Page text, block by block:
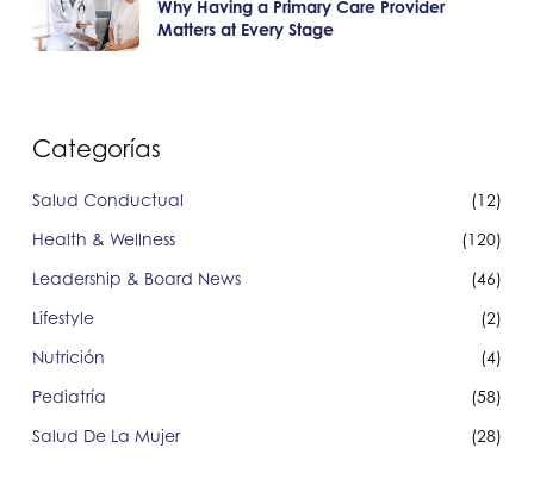
Why Having a Primary Care Provider
Matters at Every Stage
Categorías
Salud Conductual
(12)
Health & Wellness
(120)
Leadership & Board News
(46)
Lifestyle
(2)
Nutrición
(4)
Pediatría
(58)
Salud De La Mujer
(28)